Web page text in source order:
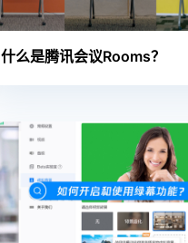
什么是腾讯会议Rooms？